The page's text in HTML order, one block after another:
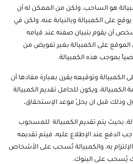
هو الساحب، ولكن من الممكن له أن
على الكمبيالة وبالنيابة عنه، ولكن في
أن يقوم بتبيان صفنه عند قيامه
الموقع على الكمبيالة بغير تفويض من
بموجب هذه الكمبيالة.
وتوقيعه يقرن بعبارة مفادها أن
ويكون للحامل تقديم الكمبيالة
وذلك قبل ان يحلّ موعد الإستحقاق.
بحيث يتم تقديم الكمبيالة للمسحوب
الدفع عند الإطلاع عليه، فيتم تقديمه
به، والكمبيالة تُسحب على الأشخاص
يُسحب على البنوك.